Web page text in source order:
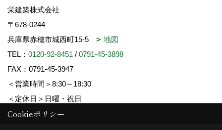
栄建築株式会社
〒678-0244
兵庫県赤穂市城西町15-5
地図
TEL： 0120-92-8451 / 0791-45-3898
FAX：0791-45-3947
＜営業時間＞8:30～18:30
＜定休日＞日曜・祝日
Cookieポリシー